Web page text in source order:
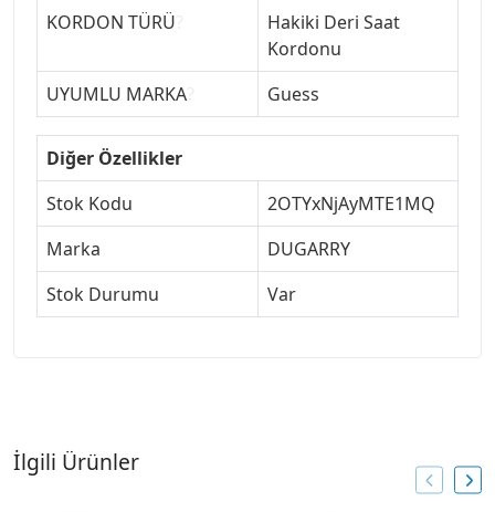
KORDON TÜRÜ
Hakiki Deri Saat
Kordonu
UYUMLU MARKA
Guess
Diğer Özellikler
Stok Kodu
2OTYxNjAyMTE1MQ
Marka
DUGARRY
Stok Durumu
Var
İlgili Ürünler